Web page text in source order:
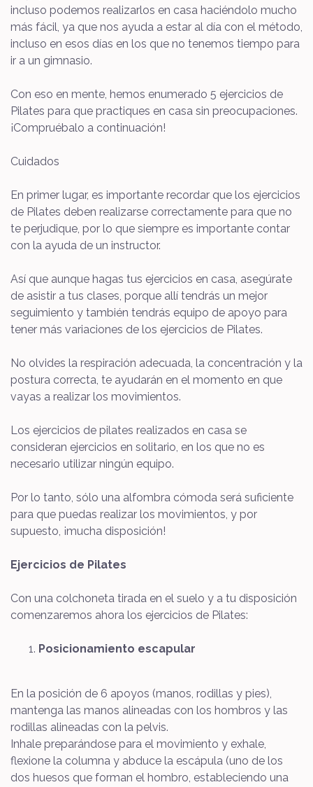
incluso podemos realizarlos en casa haciéndolo mucho
más fácil, ya que nos ayuda a estar al día con el método,
incluso en esos días en los que no tenemos tiempo para
ir a un gimnasio.
Con eso en mente, hemos enumerado 5 ejercicios de
Pilates para que practiques en casa sin preocupaciones.
¡Compruébalo a continuación!
Cuidados
En primer lugar, es importante recordar que los ejercicios
de Pilates deben realizarse correctamente para que no
te perjudique, por lo que siempre es importante contar
con la ayuda de un instructor.
Así que aunque hagas tus ejercicios en casa, asegúrate
de asistir a tus clases, porque allí tendrás un mejor
seguimiento y también tendrás equipo de apoyo para
tener más variaciones de los ejercicios de Pilates.
No olvides la respiración adecuada, la concentración y la
postura correcta, te ayudarán en el momento en que
vayas a realizar los movimientos.
Los ejercicios de pilates realizados en casa se
consideran ejercicios en solitario, en los que no es
necesario utilizar ningún equipo.
Por lo tanto, sólo una alfombra cómoda será suficiente
para que puedas realizar los movimientos, y por
supuesto, ¡mucha disposición!
Ejercicios de Pilates
Con una colchoneta tirada en el suelo y a tu disposición
comenzaremos ahora los ejercicios de Pilates:
Posicionamiento escapular
En la posición de 6 apoyos (manos, rodillas y pies),
mantenga las manos alineadas con los hombros y las
rodillas alineadas con la pelvis.
Inhale preparándose para el movimiento y exhale,
flexione la columna y abduce la escápula (uno de los
dos huesos que forman el hombro, estableciendo una